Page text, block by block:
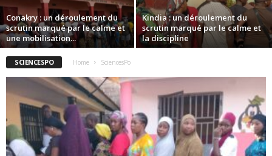
Conakry : un déroulement du
scrutin marqué par le calme et
une mobilisation...
Kindia : un déroulement du
scrutin marqué par le calme et
la discipline
SCIENCESPO Home SciencesPo